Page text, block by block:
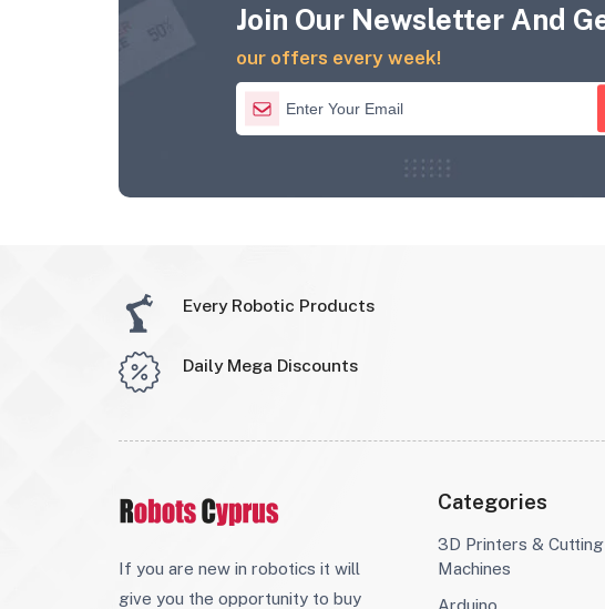
Join Our Newsletter And
our offers every week!
Every Robotic Products
Daily Mega Discounts
If you are new in robotics it will
give you the opportunity to buy
Categories
3D Printers & Cutting
Machines
Arduino